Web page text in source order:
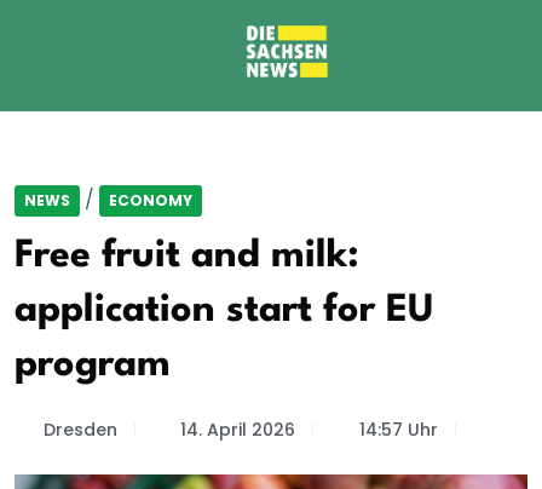
NEWS / ECONOMY
Free fruit and milk:
application start for EU
program
Dresden 14. April 2026 14:57 Uhr